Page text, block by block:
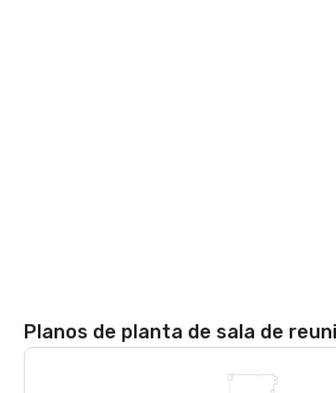
Planos de planta de sala de